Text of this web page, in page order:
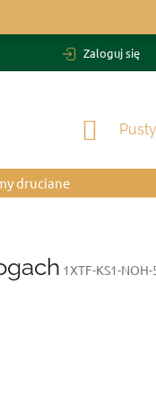
Zaloguj się
druciane
1XTF-KS1-